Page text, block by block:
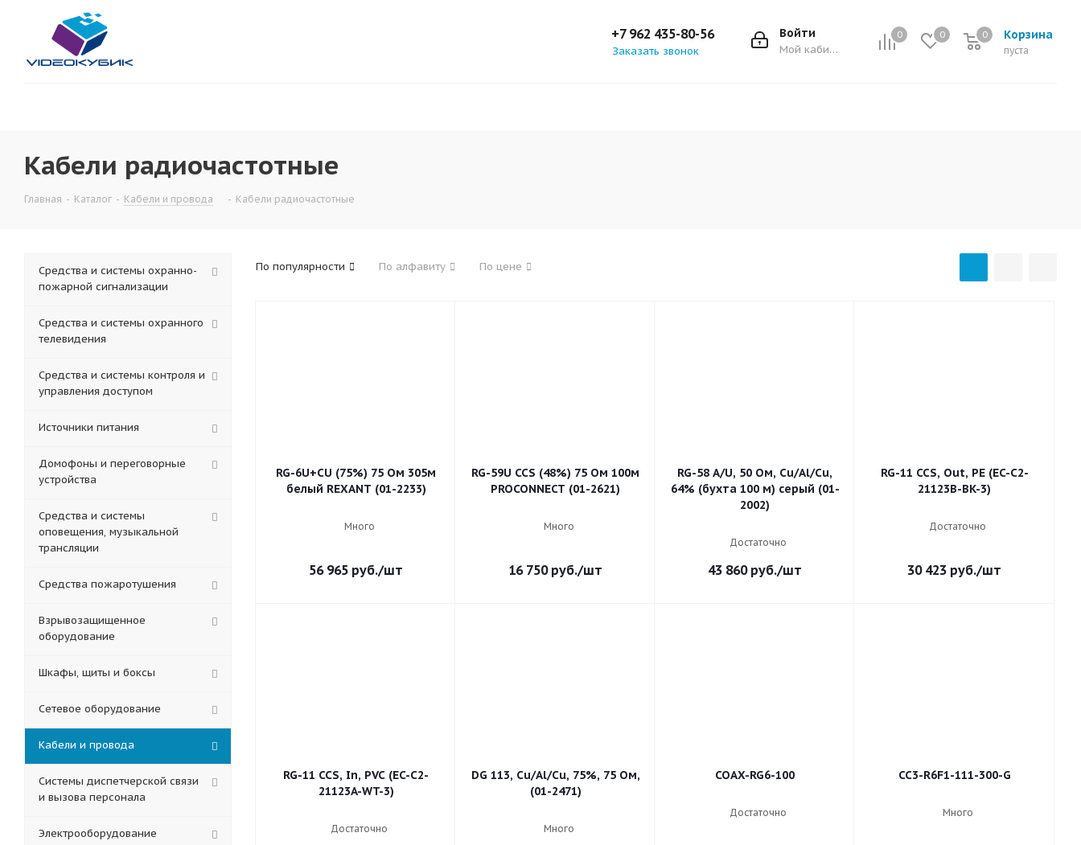
0 0 Корзина
0
пуста
0
Войти
Мой кабинет
+7 962 435-80-56
Заказать звонок
Кабели радиочастотные
Главная - Каталог - Кабели и провода - Кабели радиочастотные
По популярности По алфавиту По цене
RG-6U+CU (75%) 75 Ом 305м
белый REXANT (01-2233)
Много
56 965 руб./шт
RG-59U CCS (48%) 75 Ом 100м
PROCONNECT (01-2621)
Много
16 750руб./шт
RG-58 A/U, 50 Ом, Cu/Al/Cu,
64% (бухта 100 м) серый (01-
2002)
Достаточно
43 860руб./шт
RG-11 CCS, Out, PE (EC-C2-
21123B-BK-3)
Достаточно
30 423 руб./шт
RG-11 CCS, In, PVC (EC-C2-
21123A-WT-3)
Достаточно
DG 113, Cu/Al/Cu, 75%, 75 Ом,
(01-2471)
Много
COAX-RG6-100
Достаточно
CC3-R6F1-111-300-G
Много
Средства и системы охранно-
пожарной сигнализации
Средства и системы охранного
телевидения
Средства и системы контроля и
управления доступом
Источники питания
Домофоны и переговорные
устройства
Средства и системы
оповещения, музыкальной
трансляции
Средства пожаротушения
Взрывозащищенное
оборудование
Шкафы, щиты и боксы
Сетевое оборудование
Кабели и провода
Системы диспетчерской связи
и вызова персонала
Электрооборудование